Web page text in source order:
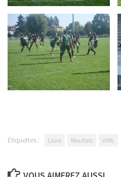
Étiquettes : Lions Résultats VVRL